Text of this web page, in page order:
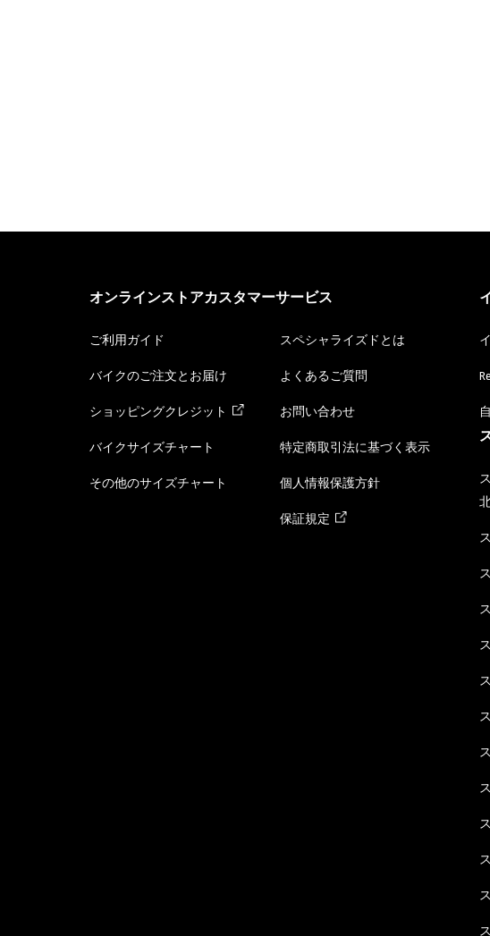
オンラインストアカスタマーサービス
ご利用ガイド
バイクのご注文とお届け
ショッピングクレジット
バイクサイズチャート
その他のサイズチャート
スペシャライズドとは
よくあるご質問
お問い合わせ
特定商取引法に基づく表示
個人情報保護方針
保証規定